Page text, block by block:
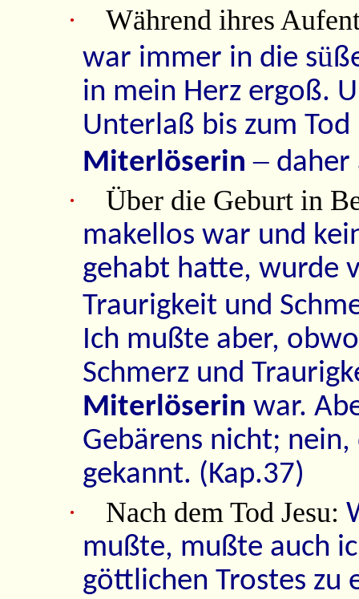
· Während ihres
war immer in die sü
in mein Herz ergoß.
Unterlaß bis zum
Miterlöserin –daher
· Über die Geburt in
makellos war und
gehabt hatte, wurde
Traurigkeit und
Ich mußte aber,
Schmerz und
Miterlöserin war.
Gebärens nicht;
gekannt. (Kap.37)
· Nach dem Tod Jesu:
mußte, mußte auch
göttlichen Trostes zu